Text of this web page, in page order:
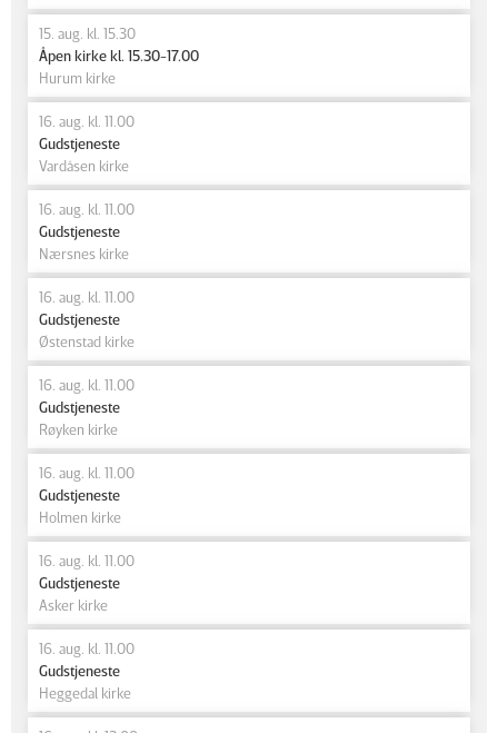
15. aug. kl. 15.30
Åpen kirke kl. 15.30-17.00
Hurum kirke
16. aug. kl. 11.00
Gudstjeneste
Vardåsen kirke
16. aug. kl. 11.00
Gudstjeneste
Nærsnes kirke
16. aug. kl. 11.00
Gudstjeneste
Østenstad kirke
16. aug. kl. 11.00
Gudstjeneste
Røyken kirke
16. aug. kl. 11.00
Gudstjeneste
Holmen kirke
16. aug. kl. 11.00
Gudstjeneste
Asker kirke
16. aug. kl. 11.00
Gudstjeneste
Heggedal kirke